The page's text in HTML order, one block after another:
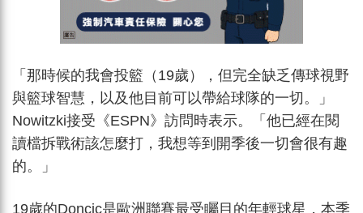
「那時候的我會投籃（19歲），但完全缺乏傳球視野
與籃球智慧，以及他目前可以帶給球隊的一切。」
Nowitzki接受《ESPN》訪問時表示。「他已經在閱
讀檔拆戰術該怎麼打，我想等到開季後一切會很有趣
的。」
19歲的Doncic是歐洲聯賽最受矚目的年輕球星，本季